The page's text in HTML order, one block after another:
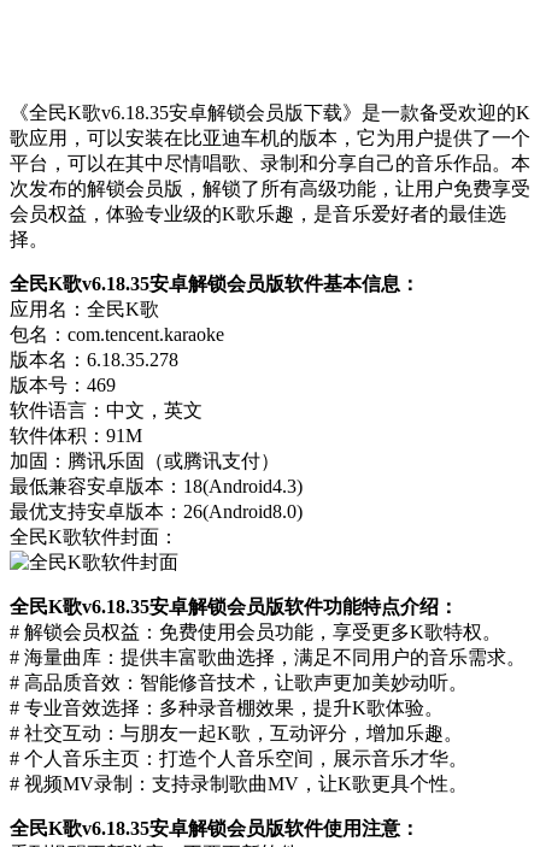
《全民K歌v6.18.35安卓解锁会员版下载》是一款备受欢迎的K
歌应用，可以安装在比亚迪车机的版本，它为用户提供了一个
平台，可以在其中尽情唱歌、录制和分享自己的音乐作品。本
次发布的解锁会员版，解锁了所有高级功能，让用户免费享受
会员权益，体验专业级的K歌乐趣，是音乐爱好者的最佳选
择。
全民K歌v6.18.35安卓解锁会员版软件基本信息：
应用名：全民K歌
包名：com.tencent.karaoke
版本名：6.18.35.278
版本号：469
软件语言：中文，英文
软件体积：91M
加固：腾讯乐固（或腾讯支付）
最低兼容安卓版本：18(Android4.3)
最优支持安卓版本：26(Android8.0)
全民K歌软件封面：
全民K歌v6.18.35安卓解锁会员版软件功能特点介绍：
# 解锁会员权益：免费使用会员功能，享受更多K歌特权。
# 海量曲库：提供丰富歌曲选择，满足不同用户的音乐需求。
# 高品质音效：智能修音技术，让歌声更加美妙动听。
# 专业音效选择：多种录音棚效果，提升K歌体验。
# 社交互动：与朋友一起K歌，互动评分，增加乐趣。
# 个人音乐主页：打造个人音乐空间，展示音乐才华。
# 视频MV录制：支持录制歌曲MV，让K歌更具个性。
全民K歌v6.18.35安卓解锁会员版软件使用注意：